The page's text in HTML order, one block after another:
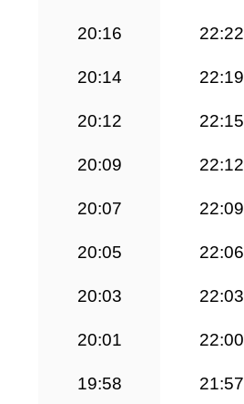
20:16 22:22
20:14 22:19
20:12 22:15
20:09 22:12
20:07 22:09
20:05 22:06
20:03 22:03
20:01 22:00
19:58 21:57